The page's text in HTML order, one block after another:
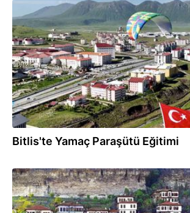
26.05.2025
Bitlis'te Yamaç Paraşütü Eğitimi
25.05.2025